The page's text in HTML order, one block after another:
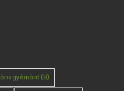
gyémánt (9)